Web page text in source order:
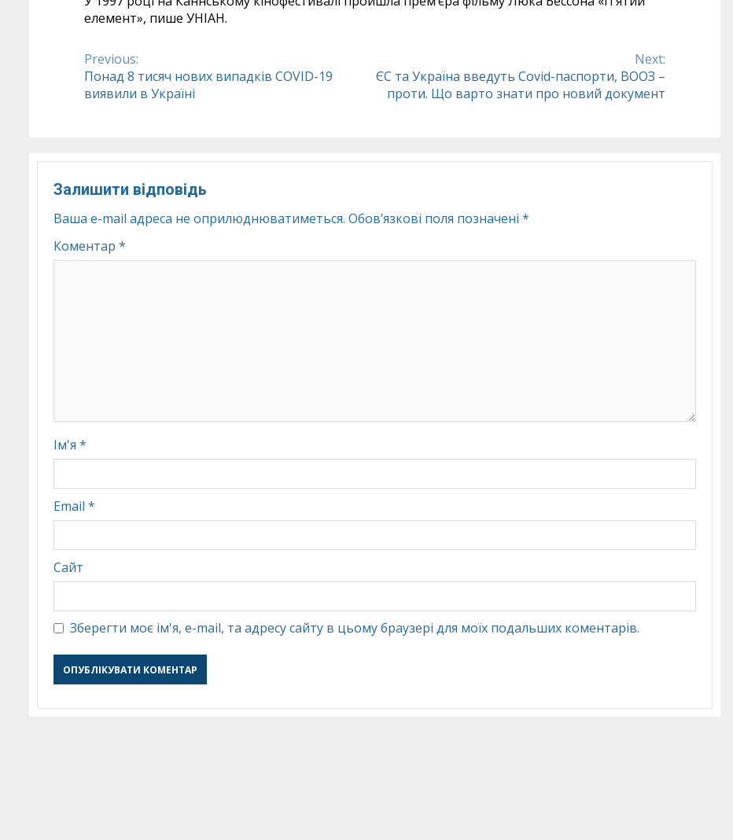
елемент», пише УНІАН.
Continue
Reading
Previous:
Понад 8 тисяч нових випадків COVID-19
виявили в Україні
Next:
ЄС та Україна введуть Covid-паспорти, ВООЗ –
проти. Що варто знати про новий документ
Залишити відповідь
Ваша e-mail адреса не оприлюднюватиметься. Обов’язкові поля позначені *
Коментар *
Ім'я *
Email *
Сайт
Зберегти моє ім'я, e-mail, та адресу сайту в цьому браузері для моїх подальших коментарів.